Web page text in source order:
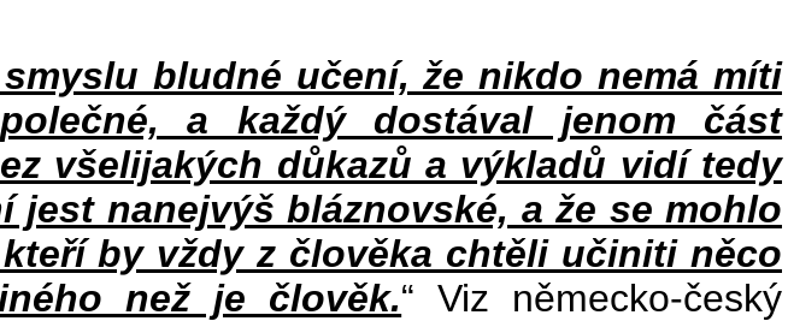
bludné učení, že nikdo nemá míti
a každý dostával jenom část
všelijakých důkazů a výkladů vidí tedy
nanejvýš bláznovské, a že se mohlo
by vždy z člověka chtěli učiniti něco
než je člověk.“ Viz německo-český